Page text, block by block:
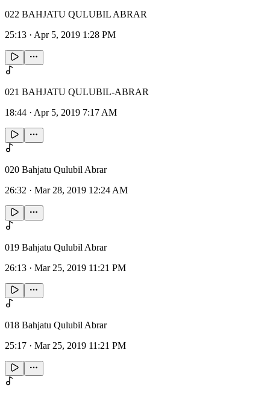
022 BAHJATU QULUBIL ABRAR
25:13 · Apr 5, 2019 1:28 PM
021 BAHJATU QULUBIL-ABRAR
18:44 · Apr 5, 2019 7:17 AM
020 Bahjatu Qulubil Abrar
26:32 · Mar 28, 2019 12:24 AM
019 Bahjatu Qulubil Abrar
26:13 · Mar 25, 2019 11:21 PM
018 Bahjatu Qulubil Abrar
25:17 · Mar 25, 2019 11:21 PM